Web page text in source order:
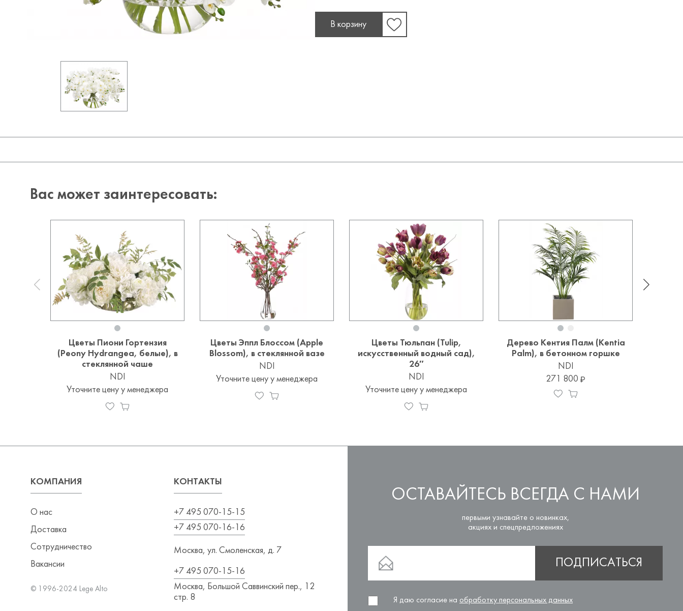
В корзину
Вас может заинтересовать:
Цветы Пиони Гортензия
(Peony Hydrangea, белые), в
стеклянной чаше
NDI
Уточните цену у менеджера
Цветы Эппл Блоссом (Apple
Blossom), в стеклянной вазе
NDI
Уточните цену у менеджера
Цветы Тюльпан (Tulip,
искусственный водный сад),
26″
NDI
Уточните цену у менеджера
Дерево Кентия Палм (Kentia
Palm), в бетонном горшке
NDI
271 800
КОМПАНИЯ
О нас
Доставка
Сотрудничество
Вакансии
© 1996-2024 Lege Alto
КОНТАКТЫ
+7 495 070-15-15
+7 495 070-16-16
Москва, ул. Смоленская, д. 7
+7 495 070-15-16
Москва, Большой Саввинский пер., 12
стр. 8
ОСТАВАЙТЕСЬ ВСЕГДА С НАМИ
первыми узнавайте о новинках,
акциях и спецпредложениях
ПОДПИСАТЬСЯ
Я даю согласие на обработку персональных данных